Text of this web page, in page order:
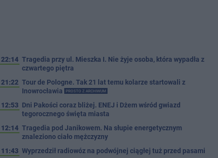
22:14 Tragedia przy ul. Mieszka I. Nie żyje osoba, która wypadła z
czwartego piętra
21:22 Tour de Pologne. Tak 21 lat temu kolarze startowali z
Inowrocławia
PROSTO Z ARCHIWUM
12:53 Dni Pakości coraz bliżej. ENEJ i Dżem wśród gwiazd
tegorocznego święta miasta
12:14 Tragedia pod Janikowem. Na słupie energetycznym
znaleziono ciało mężczyzny
11:43 Wyprzedził radiowóz na podwójnej ciągłej tuż przed pasami